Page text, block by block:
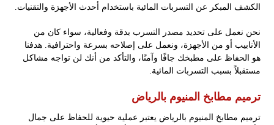
الكشف المبكر عن التسربات المائية باستخدام أحدث الأجهزة والتقنيات.
نحن نعمل على تحديد مصدر التسرب بدقة وفعالية، سواء كان من
الأنابيب أو من الأجهزة، ونعمل على إصلاحه بسرعة واحترافية. هدفنا
هو الحفاظ على مطبخك جافًا وآمنًا، والتأكد من أنك لن تواجه مشاكل
مستقبلاً بسبب التسربات المائية.
ترميم مطابخ المنيوم بالرياض
ترميم مطابخ المنيوم بالرياض يعتبر عملية حيوية للحفاظ على جمال